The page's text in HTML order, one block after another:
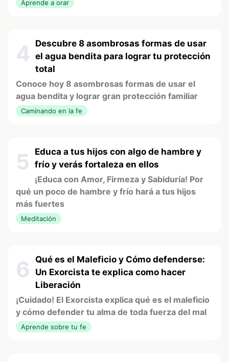
Aprende a orar
4
Descubre 8 asombrosas formas de usar
el agua bendita para lograr tu protección
total
Conoce hoy 8 asombrosas formas de usar el
agua bendita y lograr gran protección familiar
Caminando en la fe
5
Educa a tus hijos con algo de hambre y
frío y verás fortaleza en ellos
¡Educa con Amor, Firmeza y Sabiduría! Por
qué un poco de hambre y frío hará a tus hijos
más fuertes
Meditación
6
Qué es el Maleficio y Cómo defenderse:
Un Exorcista te explica como hacer
Liberación
¡Cuidado! El Exorcista explica qué es el maleficio
y cómo defender tu alma de toda fuerza del mal
Aprende sobre tu fe